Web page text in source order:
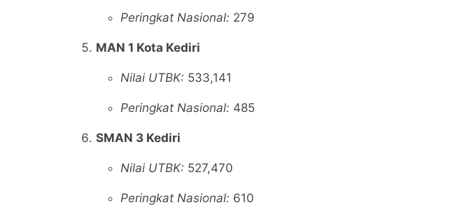
Peringkat Nasional: 279
MAN 1 Kota Kediri
Nilai UTBK: 533,141
Peringkat Nasional: 485
SMAN 3 Kediri
Nilai UTBK: 527,470
Peringkat Nasional: 610